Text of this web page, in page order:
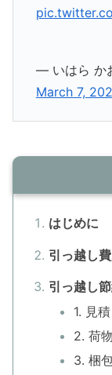
— いはら か
March 7,
はじめに
引っ越し
引っ越し
1. 見
2. 荷
3. 梱